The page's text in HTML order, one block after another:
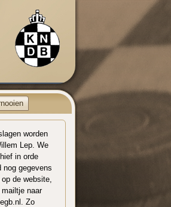
worden
Lep. We
in orde
nog gegevens
de website,
naar
Zo